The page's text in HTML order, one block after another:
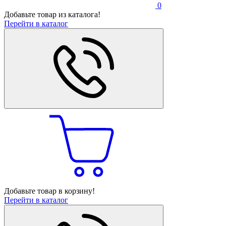
0
Добавьте товар из каталога!
Перейти в каталог
Добавьте товар в корзину!
Перейти в каталог